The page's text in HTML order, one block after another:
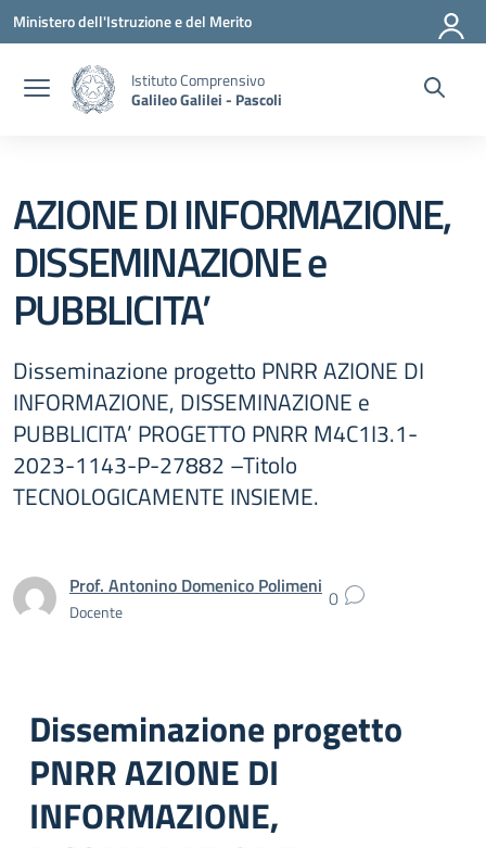
Vai ai contenuti
Vai al menu di navigazione
Vai al footer
Ministero dell'Istruzione e del Merito
Istituto Comprensivo
Galileo Galilei - Pascoli
AZIONE DI INFORMAZIONE,
DISSEMINAZIONE e
PUBBLICITA’
Disseminazione progetto PNRR AZIONE DI
INFORMAZIONE, DISSEMINAZIONE e
PUBBLICITA’ PROGETTO PNRR M4C1I3.1-
2023-1143-P-27882 –Titolo
TECNOLOGICAMENTE INSIEME.
Prof. Antonino Domenico Polimeni
Docente 0
Disseminazione progetto
PNRR AZIONE DI
INFORMAZIONE,